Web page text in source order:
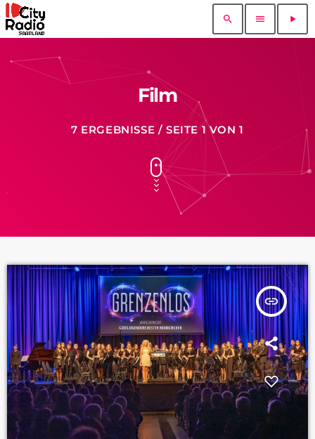
search menu play_arrow
Film
7 ERGEBNISSE / SEITE 1 VON 1
insert_link